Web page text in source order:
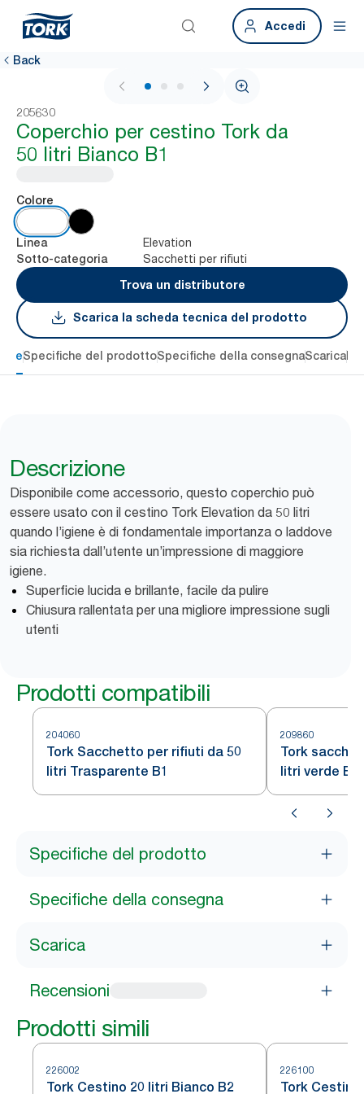
Accedi
Back
1 / 3
205630
Coperchio per cestino Tork da
50 litri Bianco B1
Colore
Linea Elevation
Sotto-categoria
Sacchetti per rifiuti
Trova un distributore
Scarica la scheda tecnica del prodotto
Specifiche del prodottoSpecifiche della consegnaScarica
Descrizione
Disponibile come accessorio, questo coperchio può
essere usato con il cestino Tork Elevation da 50 litri
quando l’igiene è di fondamentale importanza o laddove
sia richiesta dall’utente un’impressione di maggiore
igiene.
Superficie lucida e brillante, facile da pulire
Chiusura rallentata per una migliore impressione sugli
utenti
Prodotti compatibili
204060
Tork Sacchetto per rifiuti da 50
litri Trasparente B1
209860
Tork
litri verde B1
Specifiche del prodotto
Specifiche della consegna
Scarica
Recensioni
Prodotti simili
226002
Tork Cestino 20 litri Bianco B2
226100
Tork Cestino